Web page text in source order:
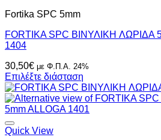
Fortika SPC 5mm
FORTIKA SPC ΒΙΝΥΛΙΚH ΛΩΡΙΔΑ
1404
30,50€ με Φ.Π.Α. 24%
Επιλέξτε διάσταση
Quick View